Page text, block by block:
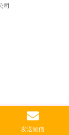
非常严格的，拿身
，这一点是毫无疑
司
发送短信